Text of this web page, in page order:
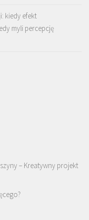
kiedy efekt
myli percepcję
– Kreatywny projekt